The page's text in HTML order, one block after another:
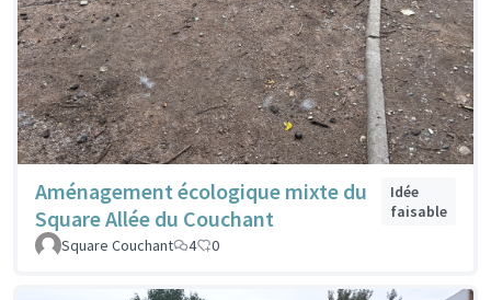
Aménagement écologique mixte du
Square Allée du Couchant
Idée
faisable
Square Couchant
4 0